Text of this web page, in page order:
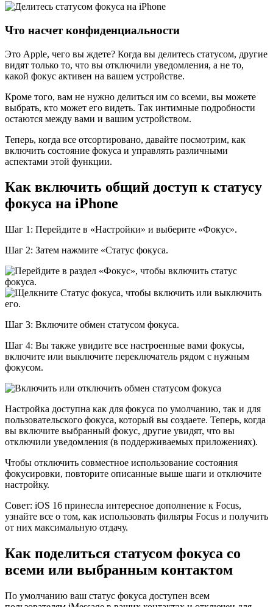
Что насчет конфиденциальности
Это Apple, чего вы ждете? Когда вы делитесь статусом, другие
видят только то, что вы отключили уведомления, а не то,
какой фокус активен на вашем устройстве.
Кроме того, вам не нужно делиться им со всеми, вы можете
выбрать, кто может его видеть. Так интимные подробности
остаются между вами и вашим устройством.
Теперь, когда все отсортировано, давайте посмотрим, как
включить состояние фокуса и управлять различными
аспектами этой функции.
Как включить общий доступ к статусу
фокуса на iPhone
Шаг 1: Перейдите в «Настройки» и выберите «Фокус».
Шаг 2: Затем нажмите «Статус фокуса.
Шаг 3: Включите обмен статусом фокуса.
Шаг 4: Вы также увидите все настроенные вами фокусы,
включите или выключите переключатель рядом с нужным
фокусом.
Настройка доступна как для фокуса по умолчанию, так и для
пользовательского фокуса, который вы создаете. Теперь, когда
вы включите выбранный фокус, другие увидят, что вы
отключили уведомления (в поддерживаемых приложениях).
Чтобы отключить совместное использование состояния
фокусировки, повторите описанные выше шаги и отключите
настройку.
Совет: iOS 16 принесла интересное дополнение к Focus,
узнайте все о том, как использовать фильтры Focus и получить
от них максимальную отдачу.
Как поделиться статусом фокуса со
всеми или выбранным контактом
По умолчанию ваш статус фокуса доступен всем